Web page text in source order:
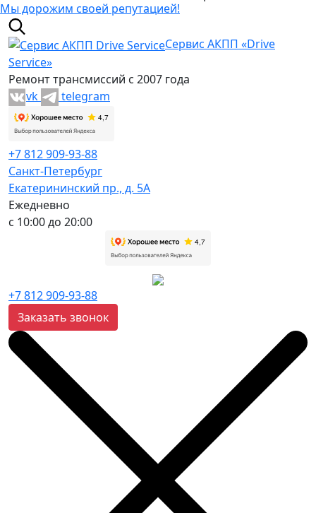
Мы дорожим своей репутацией!
Сервис АКПП «Drive
Service»
Ремонт трансмиссий с 2007 года
vk
telegram
+7 812 909-93-88
Санкт-Петербург
Екатерининский пр., д. 5А
Ежедневно
с 10:00 до 20:00
+7 812 909-93-88
Заказать звонок